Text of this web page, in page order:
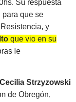
Su respuesta
para que se
y
que vio en su
le
Cecilia Strzyzowski
de Obregón,